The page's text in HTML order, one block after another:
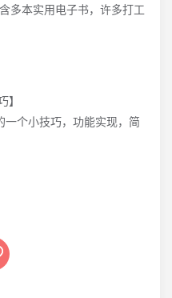
多本实用电子书，许多打工
个小技巧，功能实现，简